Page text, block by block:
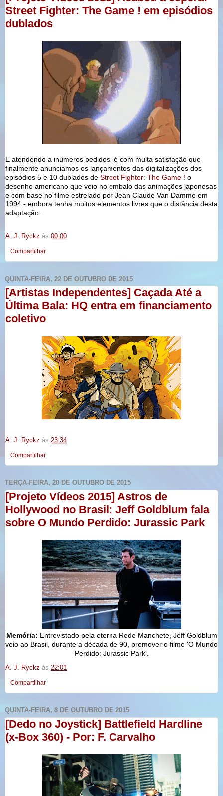
Street Fighter: The Game ! em episódios
dublados
E atendendo a inúmeros pedidos, é com muita satisfação que
finalmente anunciamos os lançamentos das digitalizações dos
episódios 5 e 10 dublados de Street Fighter: The Game ! o
desenho americano que veio no embalo das animações japonesas
e com base no filme estrelado por Jean Claude Van Damme em
1994 - embora tenha muitos elementos livres que o distância desta
adaptação.
A. J. Ryckz às 00:00
Compartilhar
QUINTA-FEIRA, 22 DE OUTUBRO DE 2015
[Artistas Independentes] Caçada Até a
Última Bala: HQ entra em financiamento
coletivo
A. J. Ryckz às 23:34
Compartilhar
TERÇA-FEIRA, 20 DE OUTUBRO DE 2015
[Projeto Vídeos 2015] Astros de
Hollywood no Brasil: Jeff Goldblum fala
sobre O Mundo Perdido: Jurassic Park
Memória: Entrevistado pela eterna Rede Manchete, Jeff Goldblum
veio ao Brasil, durante a década de 90, promover o filme 'O Mundo
Perdido: Jurassic Park'.
A. J. Ryckz às 22:01
Compartilhar
QUINTA-FEIRA, 8 DE OUTUBRO DE 2015
[Dedo no Joystick] Battlefield Hardline
(x-Box 360) - Por: F. Carvalho